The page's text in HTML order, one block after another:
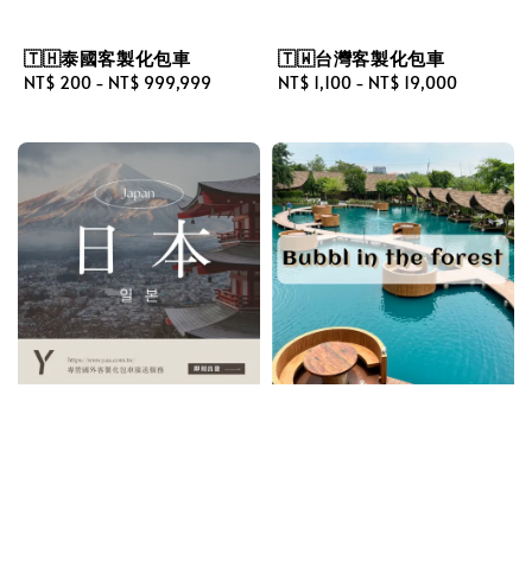
🇹🇭泰國客製化包車
Regular
NT$ 200 - NT$ 999,999
🇹🇼台灣客製化包車
Regular
NT$ 1,100 - NT$ 19,000